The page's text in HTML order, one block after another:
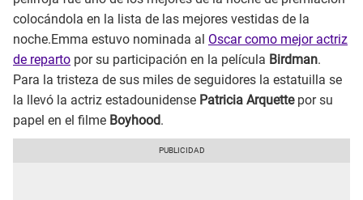
colocándola en la lista de las mejores vestidas de la
noche.Emma estuvo nominada al Oscar como mejor actriz
de reparto por su participación en la película Birdman.
Para la tristeza de sus miles de seguidores la estatuilla se
la llevó la actriz estadounidense Patricia Arquettepor su
papel en el filme Boyhood.